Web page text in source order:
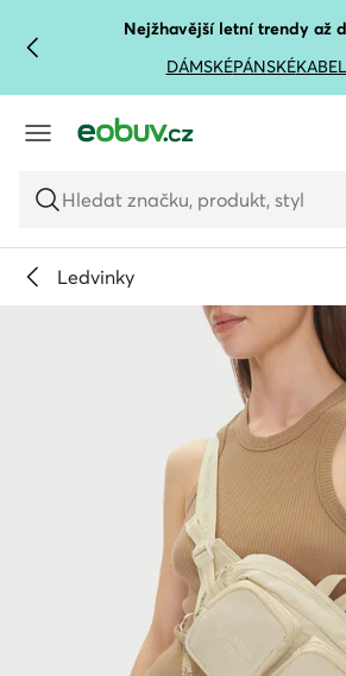
PŘEJÍT NA HLAVNÍ OBSAH
PŘEJÍT NA VYHLEDÁVÁNÍ
Nejžhavější letní trendy až
DÁMSKÉPÁNSKÉ
Hledat značku, produkt, styl
Ledvinky